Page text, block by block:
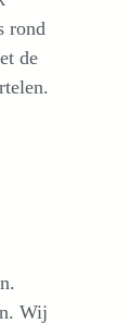
rond
de
Wij